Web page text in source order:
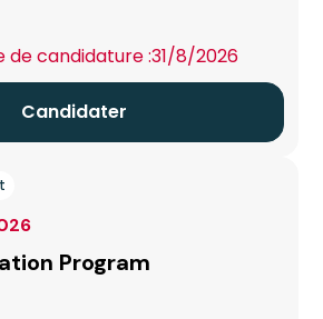
de candidature :31/8/2026
Candidater
Program